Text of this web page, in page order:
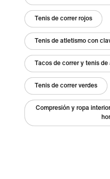
Tenis de correr rojos
Tenis de atletismo con
Tacos de correr y tenis de
Tenis de correr verdes
Compresión y ropa